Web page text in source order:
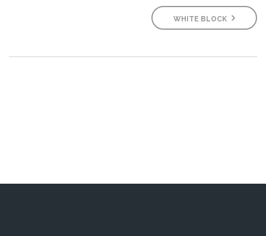
WHITE BLOCK